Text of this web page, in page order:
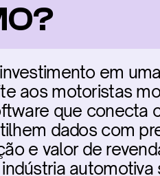
em
aos motoristas
que conecta
dados com
e valor de